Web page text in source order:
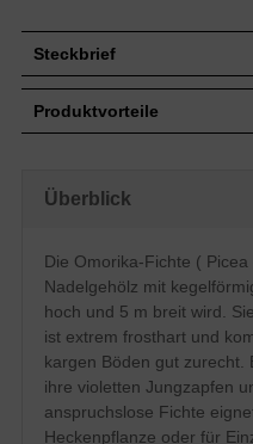
Steckbrief
Zuwachs
Wuchsform
Frucht
Zapfen
zimtbraun
Blüte
Rinde
Boden
Insgesamt
meiden
Standort
Sonnig
Verwendung
Produktvorteile
anspruchslos (Boden)
schwer durchdringliche
Bodenverdichtung
Staunässe vermeiden
Überblick
Die Omorika-Fichte (
Nadelgehölz mit
hoch und 5 m breit wird.
ist extrem frosthart und
kargen Böden gut zurecht.
ihre violetten Jungzapfen
anspruchslose Fichte
Heckenpflanze oder für